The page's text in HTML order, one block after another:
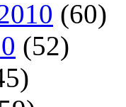
(60)
(52)